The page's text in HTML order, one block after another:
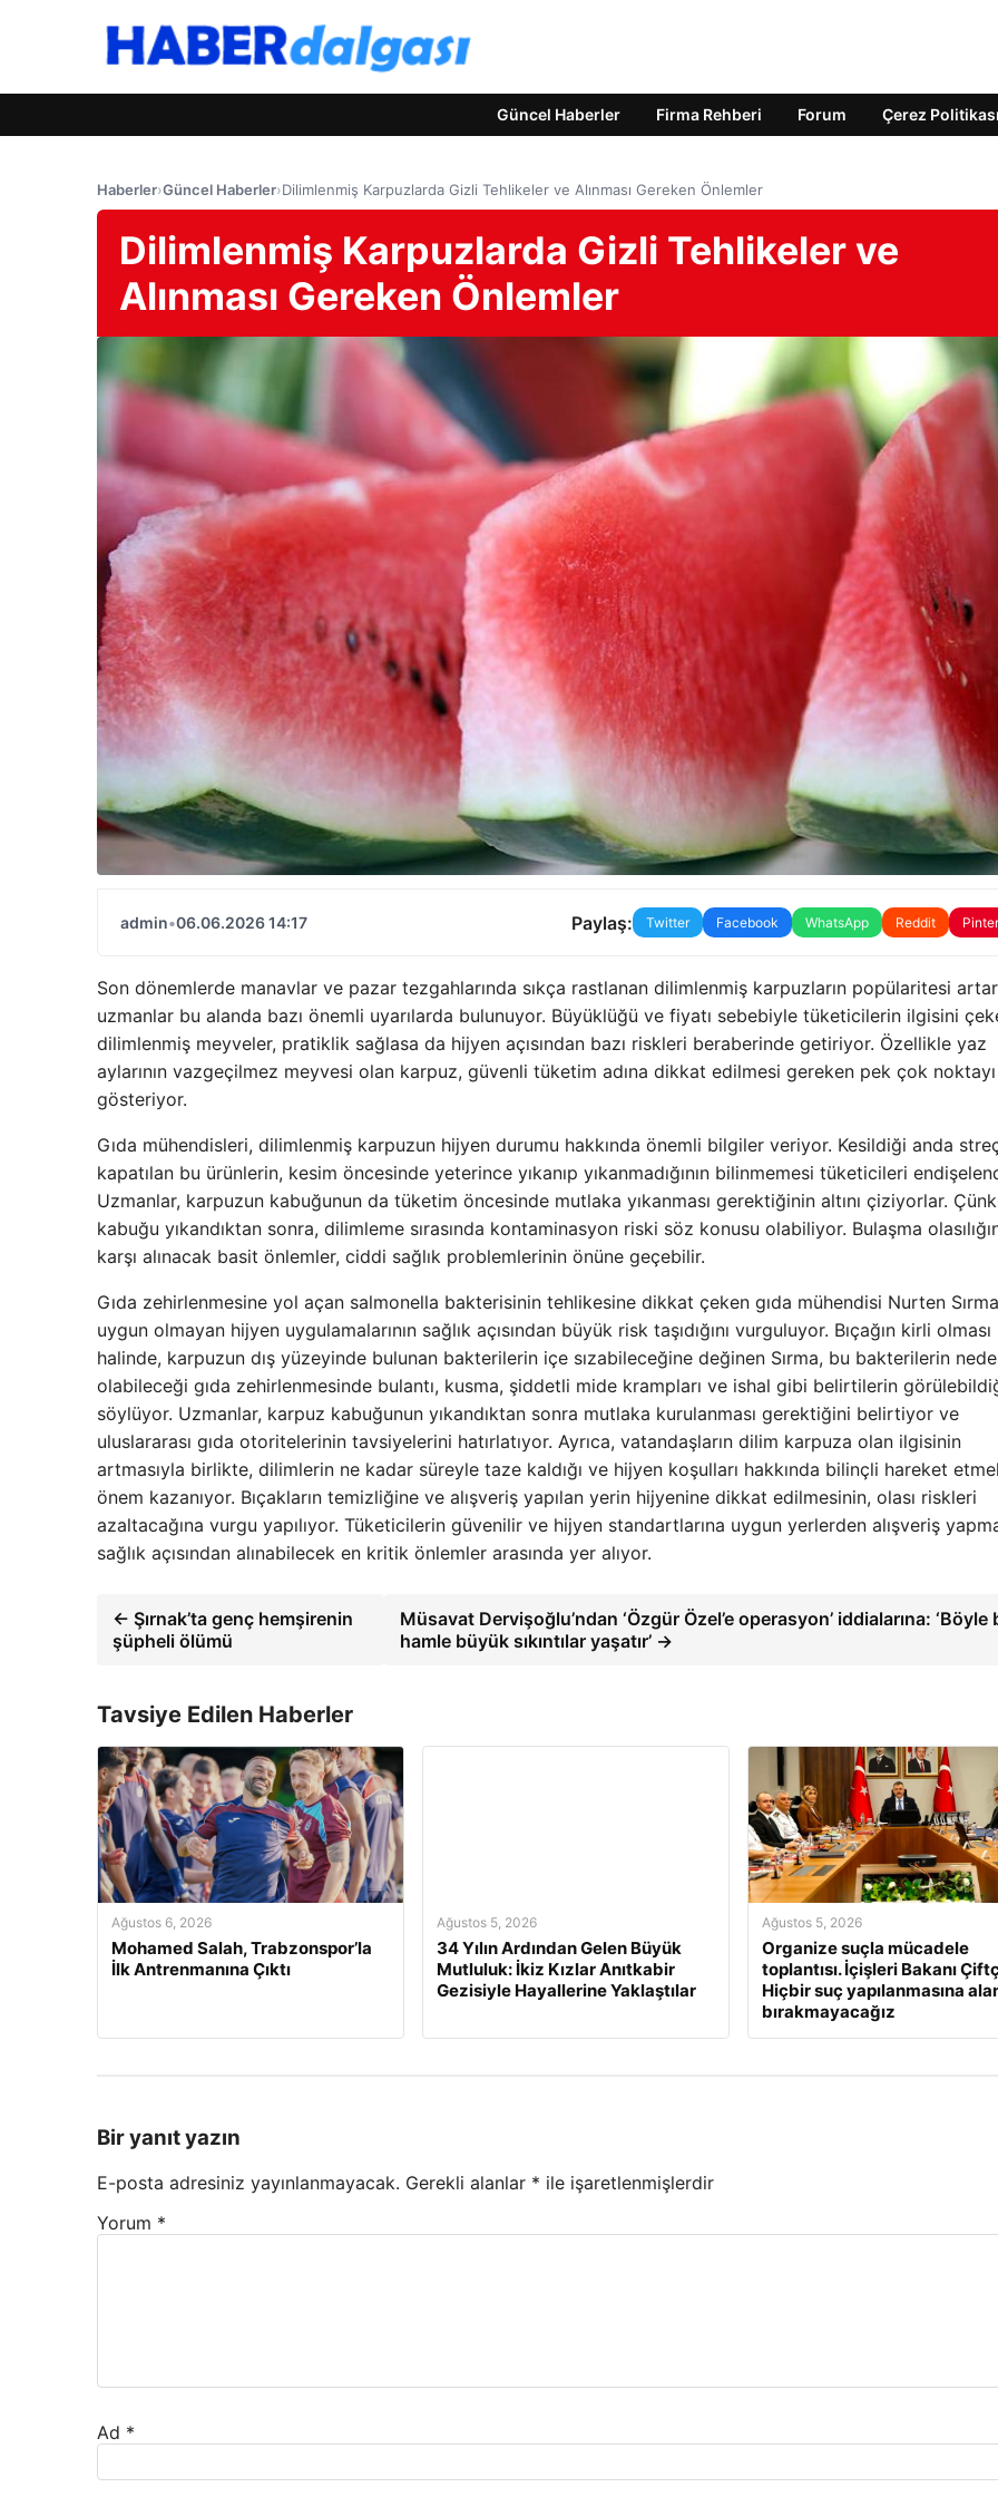
Güncel Haberler Firma Rehberi Forum Çerez Politikası
Haberler›Güncel Haberler›Dilimlenmiş Karpuzlarda Gizli Tehlikeler ve Alınması Gereken Önlemler
Dilimlenmiş Karpuzlarda Gizli Tehlikeler ve
Alınması Gereken Önlemler
admin•06.06.2026 14:17 Paylaş: Twitter Facebook WhatsApp Reddit
Son dönemlerde manavlar ve pazar tezgahlarında sıkça rastlanan dilimlenmiş karpuzların popülaritesi
uzmanlar bu alanda bazı önemli uyarılarda bulunuyor. Büyüklüğü ve fiyatı sebebiyle tüketicilerin ilgisini
dilimlenmiş meyveler, pratiklik sağlasa da hijyen açısından bazı riskleri beraberinde getiriyor. Özellikle yaz
aylarının vazgeçilmez meyvesi olan karpuz, güvenli tüketim adına dikkat edilmesi gereken pek çok
gösteriyor.
Gıda mühendisleri, dilimlenmiş karpuzun hijyen durumu hakkında önemli bilgiler veriyor. Kesildiği anda
kapatılan bu ürünlerin, kesim öncesinde yeterince yıkanıp yıkanmadığının bilinmemesi tüketicileri
Uzmanlar, karpuzun kabuğunun da tüketim öncesinde mutlaka yıkanması gerektiğinin altını çiziyorlar.
kabuğu yıkandıktan sonra, dilimleme sırasında kontaminasyon riski söz konusu olabiliyor. Bulaşma
karşı alınacak basit önlemler, ciddi sağlık problemlerinin önüne geçebilir.
Gıda zehirlenmesine yol açan salmonella bakterisinin tehlikesine dikkat çeken gıda mühendisi Nurten
uygun olmayan hijyen uygulamalarının sağlık açısından büyük risk taşıdığını vurguluyor. Bıçağın kirli olması
halinde, karpuzun dış yüzeyinde bulunan bakterilerin içe sızabileceğine değinen Sırma, bu bakterilerin
olabileceği gıda zehirlenmesinde bulantı, kusma, şiddetli mide krampları ve ishal gibi belirtilerin
söylüyor. Uzmanlar, karpuz kabuğunun yıkandıktan sonra mutlaka kurulanması gerektiğini belirtiyor ve
uluslararası gıda otoritelerinin tavsiyelerini hatırlatıyor. Ayrıca, vatandaşların dilim karpuza olan ilgisinin
artmasıyla birlikte, dilimlerin ne kadar süreyle taze kaldığı ve hijyen koşulları hakkında bilinçli hareket
önem kazanıyor. Bıçakların temizliğine ve alışveriş yapılan yerin hijyenine dikkat edilmesinin, olası riskleri
azaltacağına vurgu yapılıyor. Tüketicilerin güvenilir ve hijyen standartlarına uygun yerlerden alışveriş
sağlık açısından alınabilecek en kritik önlemler arasında yer alıyor.
← Şırnak’ta genç hemşirenin
şüpheli ölümü
Müsavat Dervişoğlu’ndan ‘Özgür Özel’e operasyon’ iddialarına: ‘Böyle
hamle büyük sıkıntılar yaşatır’ →
Tavsiye Edilen Haberler
Ağustos 6, 2026
Mohamed Salah, Trabzonspor’la
İlk Antrenmanına Çıktı
Ağustos 5, 2026
34 Yılın Ardından Gelen Büyük
Mutluluk: İkiz Kızlar Anıtkabir
Gezisiyle Hayallerine Yaklaştılar
Ağustos 5, 2026
Organize suçla mücadele
toplantısı. İçişleri Bakanı
Hiçbir suç yapılanmasına
bırakmayacağız
Bir yanıt yazın
E-posta adresiniz yayınlanmayacak. Gerekli alanlar * ile işaretlenmişlerdir
Yorum *
Ad *